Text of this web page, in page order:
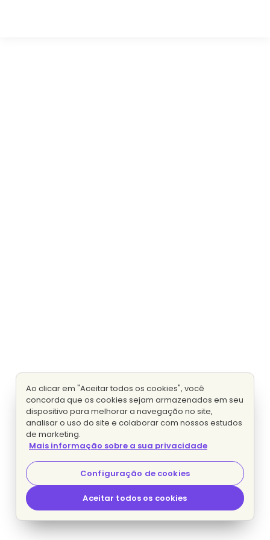
Ao clicar em "Aceitar todos os cookies", você
concorda que os cookies sejam armazenados em seu
dispositivo para melhorar a navegação no site,
analisar o uso do site e colaborar com nossos estudos
de marketing.
Mais informação sobre a sua privacidade
Configuração de cookies
Aceitar todos os cookies